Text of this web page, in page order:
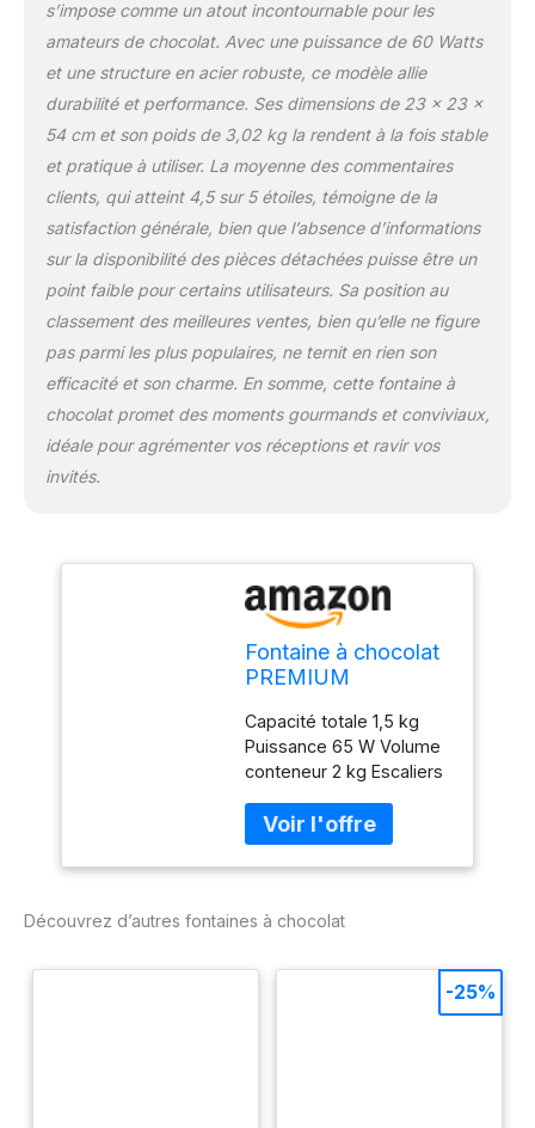
s’impose comme un atout incontournable pour les
amateurs de chocolat. Avec une puissance de 60 Watts
et une structure en acier robuste, ce modèle allie
durabilité et performance. Ses dimensions de 23 x 23 x
54 cm et son poids de 3,02 kg la rendent à la fois stable
et pratique à utiliser. La moyenne des commentaires
clients, qui atteint 4,5 sur 5 étoiles, témoigne de la
satisfaction générale, bien que l’absence d’informations
sur la disponibilité des pièces détachées puisse être un
point faible pour certains utilisateurs. Sa position au
classement des meilleures ventes, bien qu’elle ne figure
pas parmi les plus populaires, ne ternit en rien son
efficacité et son charme. En somme, cette fontaine à
chocolat promet des moments gourmands et conviviaux,
idéale pour agrémenter vos réceptions et ravir vos
invités.
Fontaine à chocolat
PREMIUM
Capacité totale 1,5 kg
Puissance 65 W Volume
conteneur 2 kg Escaliers
22.80 x 22.80 x 54.00
cm
Découvrez d’autres fontaines à chocolat
-25%